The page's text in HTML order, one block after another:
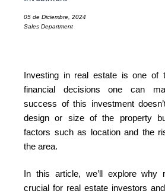
05 de Diciembre, 2024
Sales Department
Investing in real estate is one of
financial decisions one can
success of this investment
design or size of the property
factors such as location and the
the area.
In this article, we’ll explore why
crucial for real estate investors